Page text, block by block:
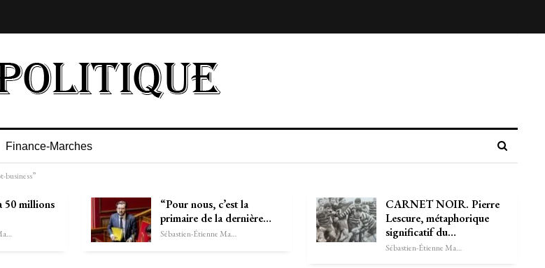
Finance-Marches
business”
50 millions
Sébastien-Étienne Marechal
“Pour nous, c’est la
primaire de la dernière…
Sébastien-Étienne Marechal
CARNET NOIR. Pierre
Lescure, métaphorique
significatif du…
Sébastien-Étienne Marechal